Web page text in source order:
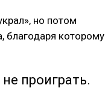
но потом
благодаря которому
проиграть.